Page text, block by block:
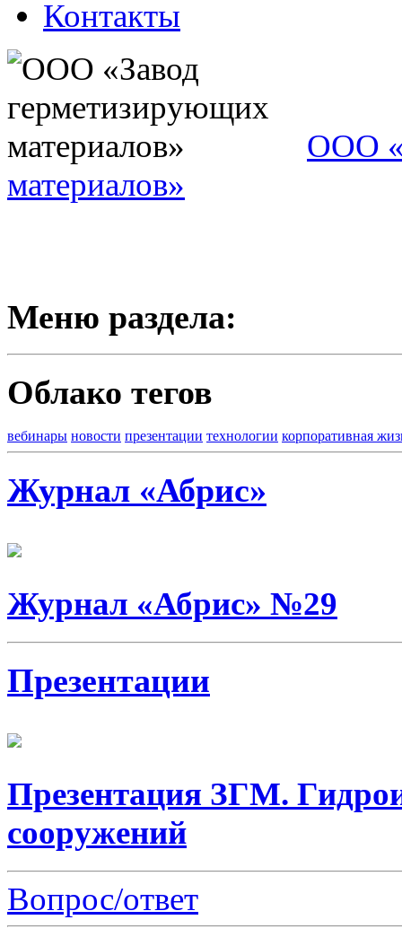
Контакты
ООО
материалов»
Меню раздела:
Облако тегов
вебинары новости презентации технологии корпоративная
Журнал «Абрис»
Журнал «Абрис» №29
Презентации
Презентация ЗГМ.
сооружений
Вопрос/ответ